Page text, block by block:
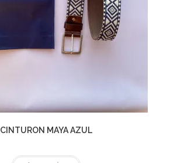
CINTURON MAYA AZUL